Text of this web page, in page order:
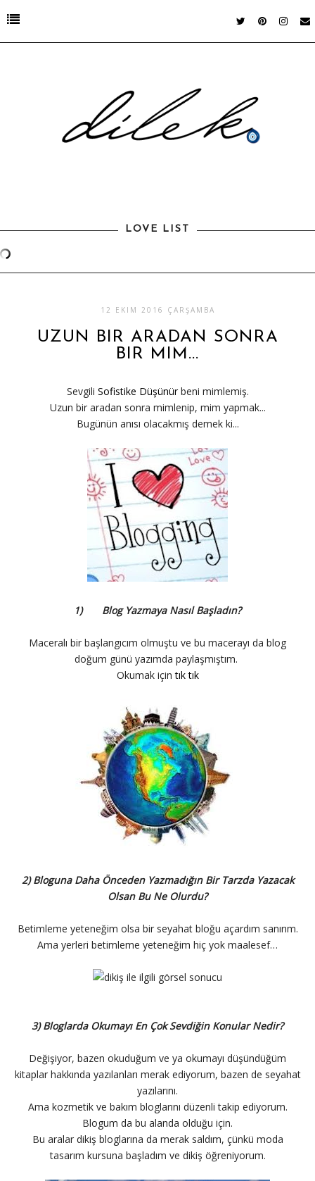
LOVE LIST
12 EKIM 2016 ÇARŞAMBA
UZUN BIR ARADAN SONRA
BIR MIM...
Sevgili Sofistike Düşünürbeni mimlemiş.
Uzun bir aradan sonra mimlenip, mim yapmak...
Bugünün anısı olacakmış demek ki...
1) Blog Yazmaya Nasıl Başladın?
Maceralı bir başlangıcım olmuştu ve bu macerayı da blog
doğum günü yazımda paylaşmıştım.
Okumak içintık tık
2) Bloguna Daha Önceden Yazmadığın Bir Tarzda Yazacak
Olsan Bu Ne Olurdu?
Betimleme yeteneğim olsa bir seyahat bloğu açardım sanırım.
Ama yerleri betimleme yeteneğim hiç yok maalesef…
3) Bloglarda Okumayı En Çok Sevdiğin Konular Nedir?
Değişiyor, bazen okuduğum ve ya okumayı düşündüğüm
kitaplar hakkında yazılanları merak ediyorum, bazen de seyahat
yazılarını.
Ama kozmetik ve bakım bloglarını düzenli takip ediyorum.
Blogum da bu alanda olduğu için.
Bu aralar dikiş bloglarına da merak saldım, çünkü moda
tasarım kursuna başladım ve dikiş öğreniyorum.